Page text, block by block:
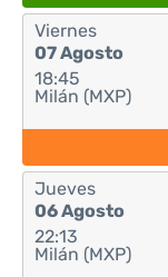
Viernes
07 Agosto
18:45
Milán (MXP)
Jueves
06 Agosto
22:13
Milán (MXP)